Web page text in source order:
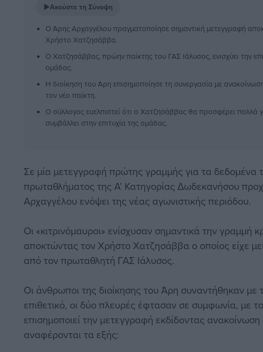
▶Ακούστε τη Σύνοψη
Ο Άρης Αρχαγγέλου πραγματοποίησε σημαντική μετεγγραφή
Χρήστο Χατζησάββα.
Ο Χατζησάββας, πρώην παίκτης του ΓΑΣ Ιάλυσος, ενισχύει την
ομάδας.
Η διοίκηση του Άρη επισημοποίησε τη συνεργασία με
τον νέο παίκτη.
Ο σύλλογος ευελπιστεί ότι ο Χατζησάββας θα προσφέρει πολλά
συμβάλλει στην επιτυχία της ομάδας.
Σε μία μετεγγραφή πρώτης γραμμής για τα δεδομένα
πρωταθλήματος της Α’ Κατηγορίας Δωδεκανήσου
Αρχαγγέλου ενόψει της νέας αγωνιστικής περιόδου.
Οι «κιτρινόμαυροι» ενίσχυσαν σημαντικά την γραμμή
αποκτώντας τον Χρήστο Χατζησάββα ο οποίος είχε
από τον πρωταθλητή ΓΑΣ Ιάλυσος.
Οι άνθρωποι της διοίκησης του Άρη συναντήθηκαν με
επιθετικό, οι δύο πλευρές έφτασαν σε συμφωνία, με
επισημοποιεί την μετεγγραφή εκδίδοντας
αναφέρονται τα εξής: